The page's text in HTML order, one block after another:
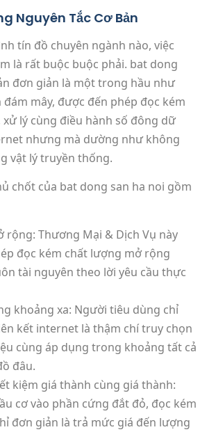
Nguyên Tắc Cơ Bản
tín đồ chuyên ngành nào, việc
là rất buộc buộc phải. bat dong
đơn giản là một trong hầu như
mây, được đến phép đọc kém
lý cùng điều hành số đông dữ
nhưng mà dường như không
vật lý truyền thống.
chốt của bat dong san ha noi gồm
rộng: Thương Mại & Dịch Vụ này
đọc kém chất lượng mở rộng
tài nguyên theo lời yêu cầu thực
khoảng xa: Người tiêu dùng chỉ
kết internet là thậm chí truy chọn
cùng áp dụng trong khoảng tất cả
đâu.
kiệm giá thành cùng giá thành:
cơ vào phần cứng đắt đỏ, đọc kém
đơn giản là trả mức giá đến lượng